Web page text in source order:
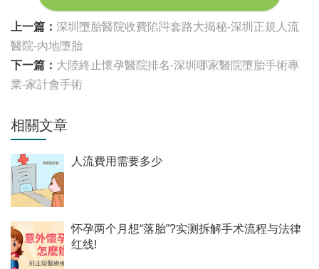
上一篇： 深圳墮胎醫院收費陷阱套路大揭秘-深圳正規人流
醫院-內地墮胎
下一篇： 大陸終止懷孕醫院排名-深圳哪家醫院墮胎手術專
業-家計會手術
相關文章
人流費用需要多少
怀孕两个月想“落胎”?实测拆解手术流程与法律
红线!